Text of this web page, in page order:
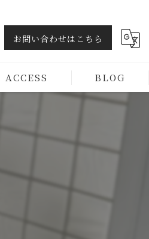
お問い合わせはこちら
ACCESS BLOG